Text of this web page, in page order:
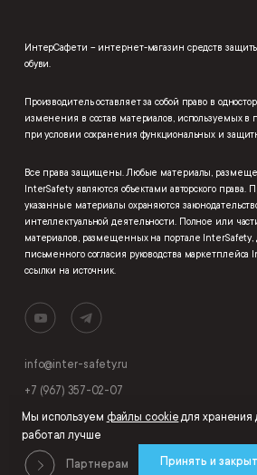
ИнтерСафети – интернет-магазин средств
обуви.
Производитель оставляет за собой право в
изменения в состав материалов, используемых в
при условии сохранения функциональных и
Все права защищены. Любые материалы,
InterSafety являются объектами авторского права.
указанные материалы охраняются
интеллектуальной деятельности. Полное или
материалов, размещенных на портале InterSafety,
письменного согласия руководства маркетплейса
ссылки на источник.
info@inter-safety.ru
+7 (967) 357-02-07
Партнерам
Мы используем файлы cookieдля хранения
работал лучше
Принять и